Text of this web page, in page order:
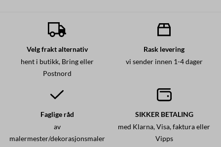
Velg frakt alternativ
hent i butikk, Bring eller
Postnord
Rask levering
vi sender innen 1-4 dager
Faglige råd
av
malermester/dekorasjonsmaler
SIKKER BETALING
med Klarna, Visa, faktura eller
Vipps